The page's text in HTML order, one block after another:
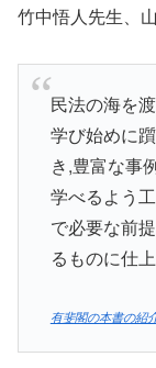
竹中悟人先生、
民法の海を
学び始めに
き,豊富な事
学べるよう
で必要な前
るものに仕上
有斐閣の本書の紹